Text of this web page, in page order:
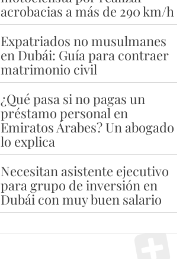
acrobacias a más de 290 km/h
Expatriados no musulmanes
en Dubái: Guía para contraer
matrimonio civil
¿Qué pasa si no pagas un
préstamo personal en
Emiratos Árabes? Un abogado
lo explica
Necesitan asistente ejecutivo
para grupo de inversión en
Dubái con muy buen salario